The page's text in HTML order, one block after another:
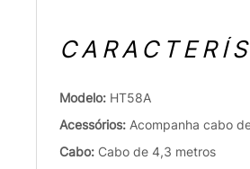
Modelo: HT58A
Acessórios: Acompanha cabo
Cabo: Cabo de 4,3 metros